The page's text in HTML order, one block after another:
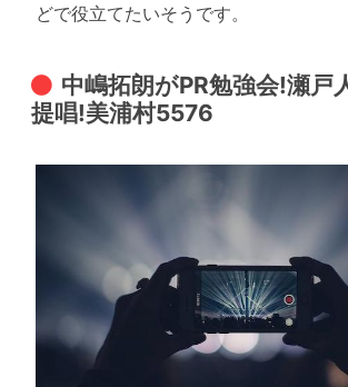
どで役立てたいそうです。
中嶋拓朗がPR勉強会!瀬戸
提唱!美浦村5576